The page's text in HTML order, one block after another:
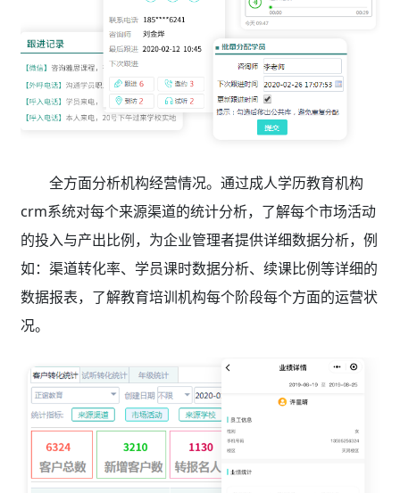
全方面分析机构经营情况。通过成人学历教育机构
crm系统对每个来源渠道的统计分析，了解每个市场活动
的投入与产出比例，为企业管理者提供详细数据分析，例
如：渠道转化率、学员课时数据分析、续课比例等详细的
数据报表，了解教育培训机构每个阶段每个方面的运营状
况。